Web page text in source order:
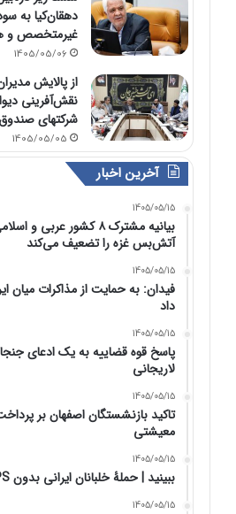
دهقان‌کیا به
غیرمتخصص و
1405/05/06
از پالایش
نقش‌آفرینی
شرکتهای
1405/05/05
آخرین اخبار
1405/05/15
بیانیه مشترک ۸ کشور
آتش‌بس غزه را تضعیف می‌کند
1405/05/15
فیدان: به حمایت از مذاکرات میان
داد
1405/05/15
پاسخ قوه قضاییه به یک ادعای
لاریجانی
1405/05/15
تاکید بازنشستگان اصفهان بر
معیشتی
1405/05/15
ببینید | حملۀ خلبانان ایرانی بدون GPS به پایگاه آمریکا
1405/05/15